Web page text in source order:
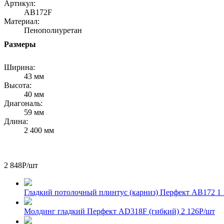
Артикул:
AB172F
Материал:
Пенополиуретан
Размеры
Ширина:
43 мм
Высота:
40 мм
Диагональ:
59 мм
Длина:
2 400 мм
2 848Р/шт
Гладкий потолочный плинтус (карниз) Перфект AB172 1
Молдинг гладкий Перфект AD318F (гибкий) 2 126Р/шт